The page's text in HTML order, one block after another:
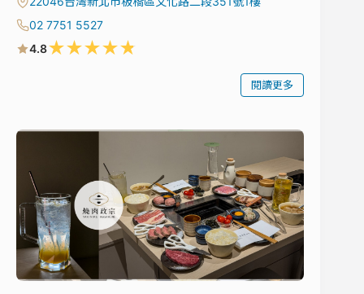
02 7751 5527
4.8★★★★★
閱讀更多